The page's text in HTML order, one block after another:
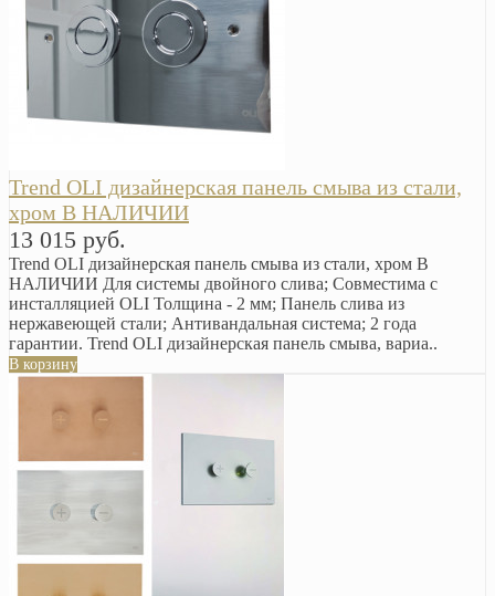
Trend OLI дизайнерская панель смыва из стали,
хром В НАЛИЧИИ
13 015 руб.
Trend OLI дизайнерская панель смыва из стали, хром В
НАЛИЧИИ Для системы двойного слива; Совместима с
инсталляцией OLI Толщина - 2 мм; Панель слива из
нержавеющей стали; Антивандальная система; 2 года
гарантии. Trend OLI дизайнерская панель смыва, вариа..
В корзину